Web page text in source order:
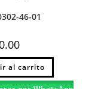
46-01
al carrito
Este
tiene
múltiples